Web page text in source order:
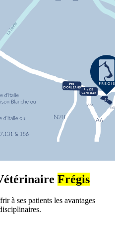
Frégis
à ses patients les avantages